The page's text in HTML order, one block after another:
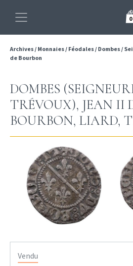
0
Archives/ Monnaies/ Féodales/ Dombes/
de Bourbon
DOMBES
TRÉVOUX), JEAN II
BOURBON, LIARD,
Vendu